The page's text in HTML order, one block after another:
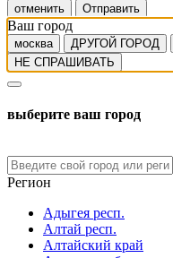
отменить Отправить
Ваш город
москва ДРУГОЙ ГОРОД
НЕ СПРАШИВАТЬ
выберите ваш город
Регион
Адыгея респ.
Алтай респ.
Алтайский край